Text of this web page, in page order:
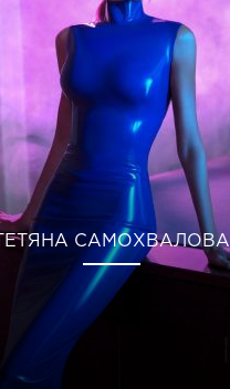
ТЕТЯНА САМОХВАЛОВА